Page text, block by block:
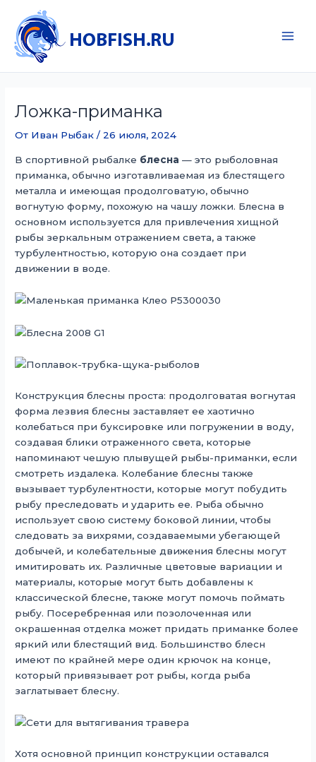
содержимому
Ложка-приманка
От Иван Рыбак/ 26 июля, 2024
В спортивной рыбалке блесна — это рыболовная
приманка, обычно изготавливаемая из блестящего
металла и имеющая продолговатую, обычно
вогнутую форму, похожую на чашу ложки. Блесна в
основном используется для привлечения хищной
рыбы зеркальным отражением света, а также
турбулентностью, которую она создает при
движении в воде.
Конструкция блесны проста: продолговатая вогнутая
форма лезвия блесны заставляет ее хаотично
колебаться при буксировке или погружении в воду,
создавая блики отраженного света, которые
напоминают чешую плывущей рыбы-приманки, если
смотреть издалека. Колебание блесны также
вызывает турбулентности, которые могут побудить
рыбу преследовать и ударить ее. Рыба обычно
использует свою систему боковой линии, чтобы
следовать за вихрями, создаваемыми убегающей
добычей, и колебательные движения блесны могут
имитировать их. Различные цветовые вариации и
материалы, которые могут быть добавлены к
классической блесне, также могут помочь поймать
рыбу. Посеребренная или позолоченная или
окрашенная отделка может придать приманке более
яркий или блестящий вид. Большинство блесн
имеют по крайней мере один крючок на конце,
который привязывает рот рыбы, когда рыба
заглатывает блесну.
Хотя основной принцип конструкции оставался